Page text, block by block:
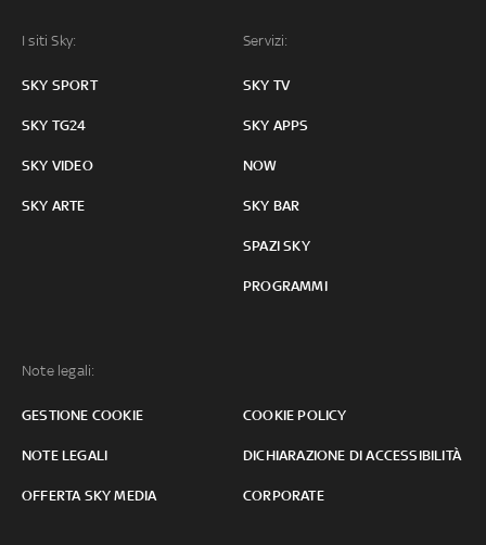
I siti Sky:
SKY SPORT
SKY TG24
SKY VIDEO
SKY ARTE
Servizi:
SKY TV
SKY APPS
NOW
SKY BAR
SPAZI SKY
PROGRAMMI
Note legali:
GESTIONE COOKIE COOKIE POLICY
NOTE LEGALI DICHIARAZIONE DI ACCESSIBILITÀ
OFFERTA SKY MEDIA CORPORATE